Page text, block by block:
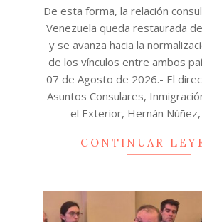
07
De esta forma, la relación
Venezuela queda restaurada
y se avanza hacia la
de los vínculos entre ambos
07 de Agosto de 2026.- El
Asuntos Consulares,
el Exterior, Hernán
CONTINUAR